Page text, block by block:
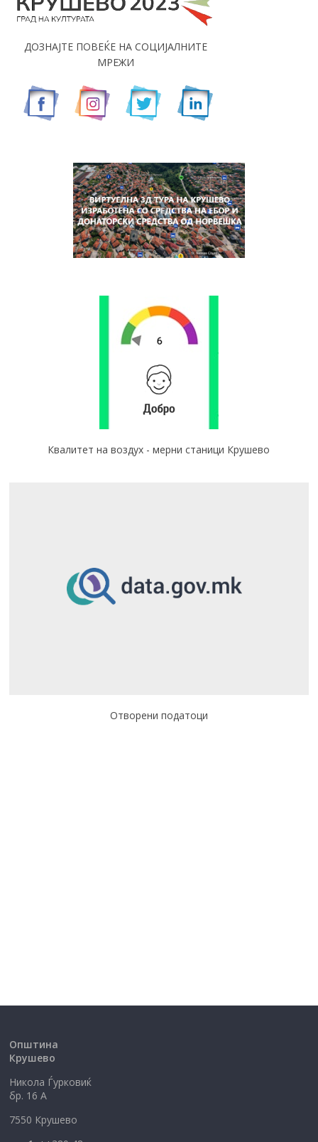
ДОЗНАЈТЕ ПОВЕЌЕ НА СОЦИЈАЛНИТЕ
МРЕЖИ
Квалитет на воздух - мерни станици Крушево
Отворени податоци
Општина
Крушево
Никола Ѓурковиќ
бр. 16 А
7550 Крушево